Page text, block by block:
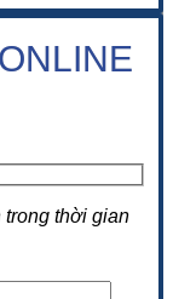
thời gian